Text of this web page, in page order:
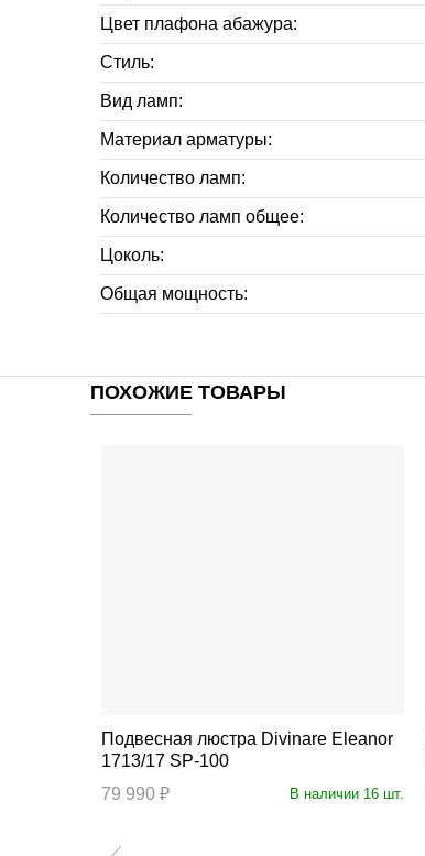
Цвет плафона абажура:
Стиль:
Вид ламп:
Материал арматуры:
Количество ламп:
Количество ламп общее:
Цоколь:
Общая мощность:
ПОХОЖИЕ ТОВАРЫ
Подвесная люстра Divinare Eleanor
1713/17 SP-100
79 990 ₽
В наличии 16 шт.